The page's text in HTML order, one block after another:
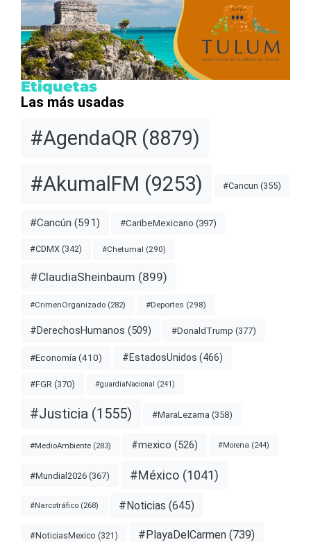
Etiquetas
Las más usadas
#AgendaQR (8879)
#AkumalFM (9253) #Cancun (355)
#Cancún (591) #CaribeMexicano (397)
#CDMX (342) #Chetumal (290)
#ClaudiaSheinbaum (899)
#CrimenOrganizado (282) #Deportes (298)
#DerechosHumanos (509) #DonaldTrump (377)
#Economía (410) #EstadosUnidos (466)
#FGR (370) #guardiaNacional (241)
#Justicia (1555) #MaraLezama (358)
#MedioAmbiente (283) #mexico (526) #Morena (244)
#Mundial2026 (367) #México (1041)
#Narcotráfico (268) #Noticias (645)
#NoticiasMexico (321) #PlayaDelCarmen (739)